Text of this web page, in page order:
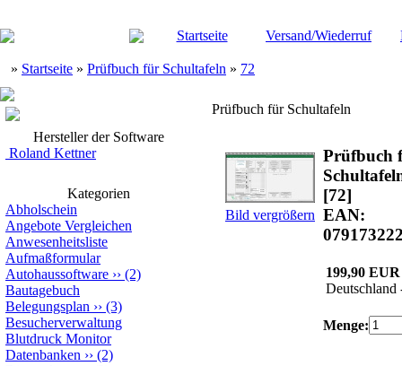
Startseite Versand/Wiederruf
» Startseite » Prüfbuch für Schultafeln » 72
Hersteller der Software
Roland Kettner
Kategorien
Abholschein
Angebote Vergleichen
Anwesenheitsliste
Aufmaßformular
Autohaussoftware ›› (2)
Bautagebuch
Belegungsplan ›› (3)
Besucherverwaltung
Blutdruck Monitor
Datenbanken ›› (2)
Prüfbuch für Schultafeln
Bild vergrößern
Prüfbuch
[72]
EAN:
199,90 EUR
Deutschland
Menge: